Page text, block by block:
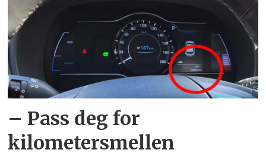
– Pass deg for
kilometersmellen